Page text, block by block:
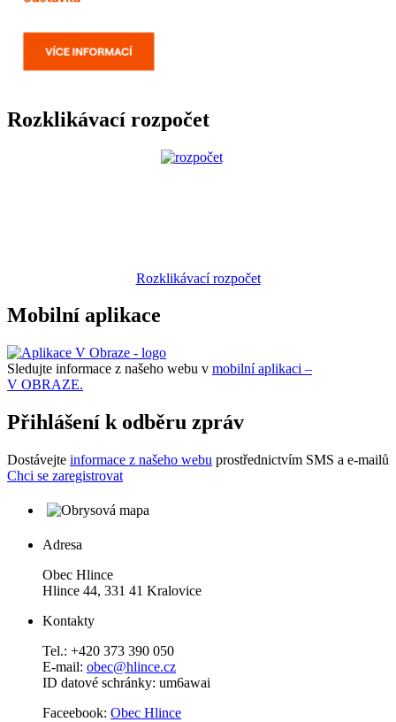
Rozklikávací rozpočet
Rozklikávací rozpočet
Mobilní aplikace
Sledujte informace z našeho webu v mobilní aplikaci –
V OBRAZE.
Přihlášení k odběru zpráv
Dostávejte informace z našeho webu prostřednictvím SMS a e-mailů
Chci se zaregistrovat
Adresa
Obec Hlince
Hlince 44, 331 41 Kralovice
Kontakty
Tel.: +420 373 390 050
E-mail: obec@hlince.cz
ID datové schránky: um6awai
Faceebook: Obec Hlince